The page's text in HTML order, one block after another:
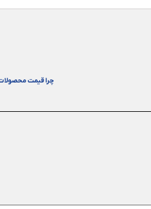
چرا قیمت محصولات